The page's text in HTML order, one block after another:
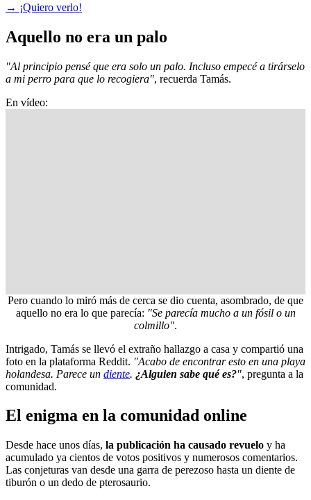
→ ¡Quiero verlo!
Aquello no era un palo
"Al principio pensé que era solo un palo. Incluso empecé a tirárselo
a mi perro para que lo recogiera", recuerda Tamás.
En vídeo:
Pero cuando lo miró más de cerca se dio cuenta, asombrado, de que
aquello no era lo que parecía: "Se parecía mucho a un fósil o un
colmillo".
Intrigado, Tamás se llevó el extraño hallazgo a casa y compartió una
foto en la plataforma Reddit. "Acabo de encontrar esto en una playa
holandesa. Parece un diente. ¿Alguien sabe qué es?", pregunta a la
comunidad.
El enigma en la comunidad online
Desde hace unos días, la publicación ha causado revuelo y ha
acumulado ya cientos de votos positivos y numerosos comentarios.
Las conjeturas van desde una garra de perezoso hasta un diente de
tiburón o un dedo de pterosaurio.